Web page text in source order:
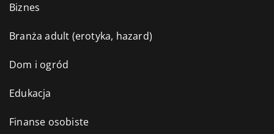
Biznes
Branża adult (erotyka, hazard)
Dom i ogród
Edukacja
Finanse osobiste